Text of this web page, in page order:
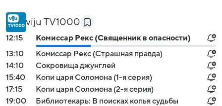
viju TV1000
12:15
Комиссар Рекс (Священник в опасности)
13:10
Комиссар Рекс (Страшная правда)
14:10
Сокровища джунглей
15:40
Копи царя Соломона (1-я серия)
17:15
Копи царя Соломона (2-я серия)
19:00
Библиотекарь: В поисках копья судьбы